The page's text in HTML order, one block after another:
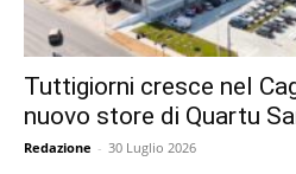
Tuttigiorni cresce nel
nuovo store di Quartu
Redazione - 30 Luglio 2026